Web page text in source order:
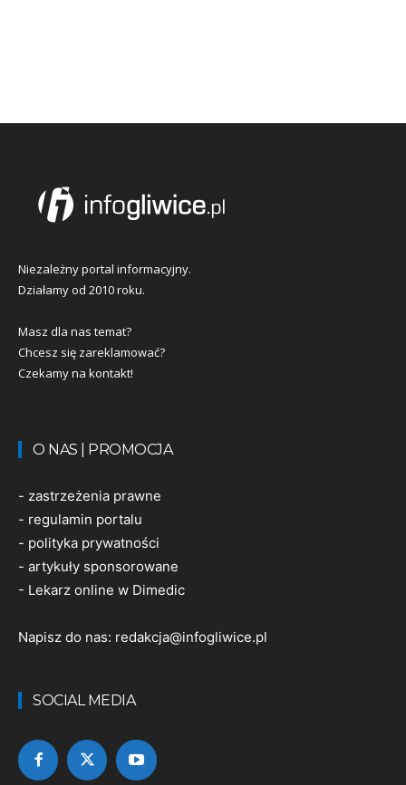
Niezależny portal informacyjny.
Działamy od 2010 roku.
Masz dla nas temat?
Chcesz się zareklamować?
Czekamy na kontakt!
O NAS | PROMOCJA
- zastrzeżenia prawne
- regulamin portalu
- polityka prywatności
- artykuły sponsorowane
- Lekarz online w Dimedic
Napisz do nas: redakcja@infogliwice.pl
SOCIAL MEDIA